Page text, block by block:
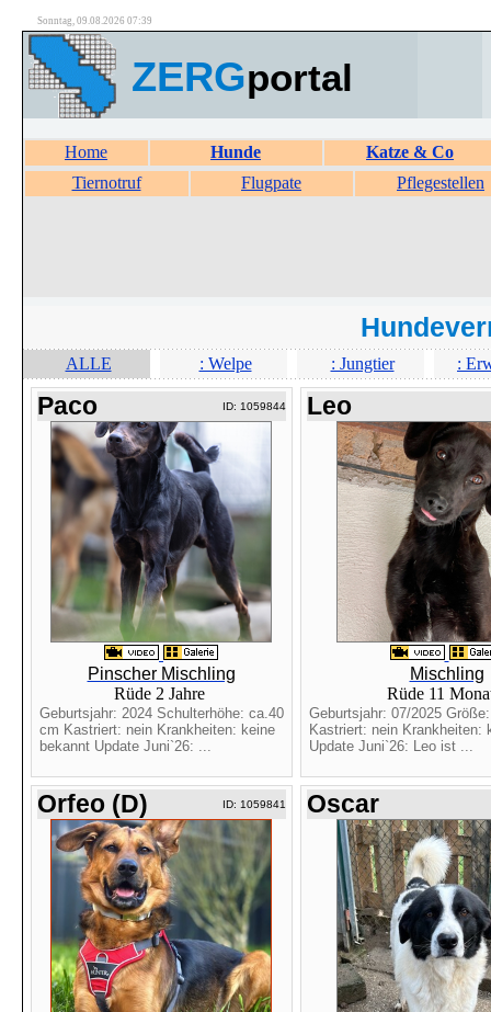
Sonntag, 09.08.2026 07:39
ZERGportal
Home Hunde
Katze & Co
Tiernotruf
Flugpate Pflegestellen
ALLE : Welpe : Jungtier :
Paco ID: 1059844
Pinscher Mischling
Rüde 2 Jahre
Geburtsjahr: 2024 Schulterhöhe: ca.40
cm Kastriert: nein Krankheiten: keine
bekannt Update Juni`26: ...
Leo
Mischling
Rüde 11
Geburtsjahr: 07/2025
Kastriert: nein Krankheiten:
Update Juni`26: Leo ist ...
Orfeo (D) ID: 1059841 Oscar